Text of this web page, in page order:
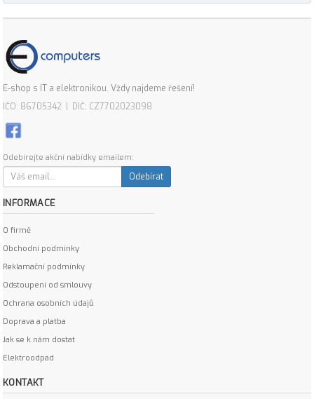
E-shop s IT a elektronikou. Vždy najdeme řešení!
IČO: 86705342 | DIČ: CZ7702023098
Odebírejte akční nabídky emailem:
Odebírat
INFORMACE
O firmě
Obchodní podmínky
Reklamační podmínky
Odstoupení od smlouvy
Ochrana osobních údajů
Doprava a platba
Jak se k nám dostat
Elektroodpad
KONTAKT